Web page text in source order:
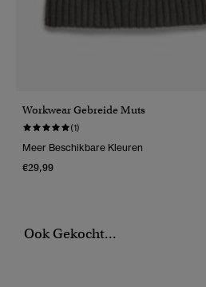
Workwear Gebreide Muts
(1)
Meer Beschikbare Kleuren
€29,99
Ook Gekocht...